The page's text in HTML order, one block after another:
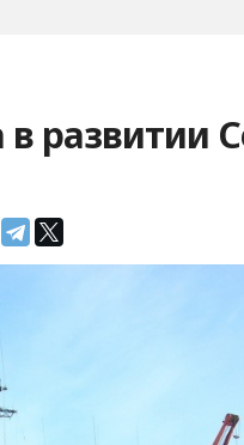
развитии